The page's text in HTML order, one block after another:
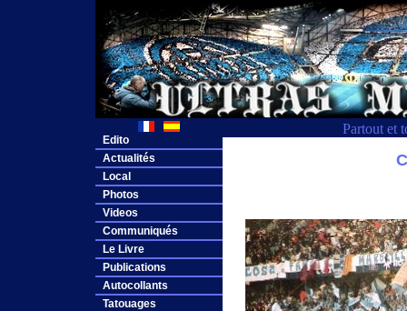
Partout et
Edito
Actualités
Local
Photos
Videos
Communiqués
Le Livre
Publications
Autocollants
Tatouages